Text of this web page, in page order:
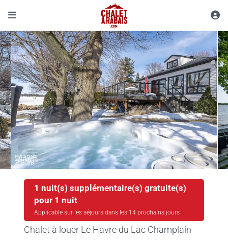
1 nuit(s) supplémentaire(s) gratuite(s)
pour 1 nuit
Applicable sur les séjours dans les 14 prochains jours
Chalet à louer Le Havre du Lac Champlain